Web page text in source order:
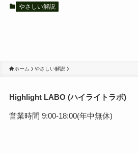
やさしい解説
ホーム やさしい解説
Highlight LABO (ハイライトラボ)
営業時間 9:00-18:00(年中無休)